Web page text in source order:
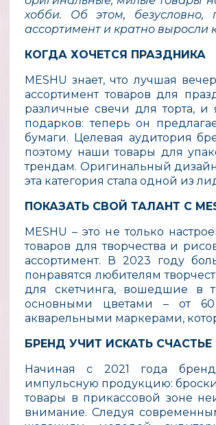
хобби. Об этом,
ассортимент и кратно выросли к
КОГДА ХОЧЕТСЯ ПРАЗДНИКА
MESHU знает, что лучшая
ассортимент товаров для
различные свечи для торта,
подарков: теперь он
бумаги. Целевая аудитория
поэтому наши товары для
трендам. Оригинальный
эта категория стала одной из
ПОКАЗАТЬ СВОЙ ТАЛАНТ С
MESHU – это не только
товаров для творчества и
ассортимент. В 2023 году
понравятся любителям
для скетчинга, вошедшие в
основными цветами – от
акварельными маркерами,
БРЕНД УЧИТ ИСКАТЬ
Начиная с 2021 года
импульсную продукцию:
товары в прикассовой зоне
внимание. Следуя